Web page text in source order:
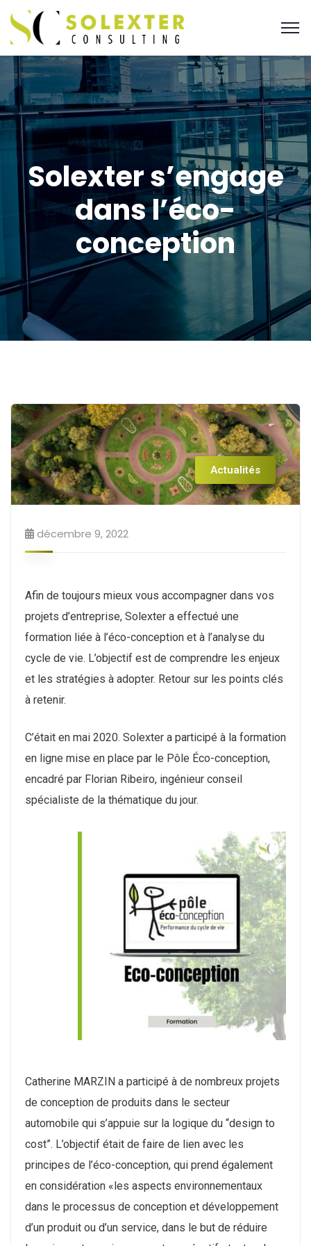
Solexter s’engage
dans l’éco-
conception
Actualités
décembre 9, 2022
Afin de toujours mieux vous accompagner dans vos
projets d’entreprise, Solexter a effectué une
formation liée à l’éco-conception et à l’analyse du
cycle de vie. L’objectif est de comprendre les enjeux
et les stratégies à adopter. Retour sur les points clés
à retenir.
C’était en mai 2020. Solexter a participé à la formation
en ligne mise en place par le Pôle Éco-conception,
encadré par Florian Ribeiro, ingénieur conseil
spécialiste de la thématique du jour.
Catherine MARZIN a participé à de nombreux projets
de conception de produits dans le secteur
automobile qui s’appuie sur la logique du “design to
cost”. L’objectif était de faire de lien avec les
principes de l’éco-conception, qui prend également
en considération «les aspects environnementaux
dans le processus de conception et développement
d’un produit ou d’un service, dans le but de réduire